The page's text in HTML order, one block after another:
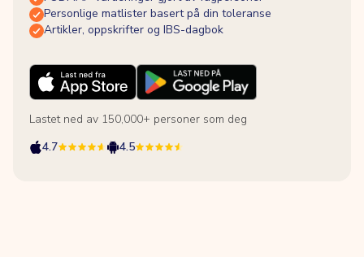
Personlige matlister basert på din toleranse
Artikler, oppskrifter og IBS-dagbok
Lastet ned av 150,000+ personer som deg
4.7
4.5